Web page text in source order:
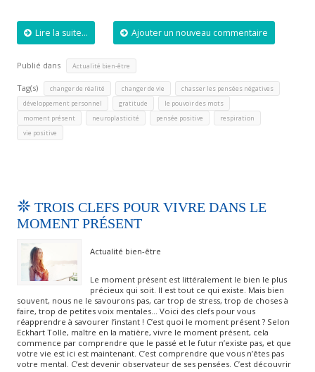
Lire la suite... Ajouter un nouveau commentaire
Publié dans Actualité bien-être
Tag(s) changer de réalité changer de vie chasser les pensées négatives
développement personnel gratitude le pouvoir des mots
moment présent neuroplasticité pensée positive respiration
vie positive
TROIS CLEFS POUR VIVRE DANS LE
MOMENT PRÉSENT
Actualité bien-être
Le moment présent est littéralement le bien le plus
précieux qui soit. Il est tout ce qui existe. Mais bien
souvent, nous ne le savourons pas, car trop de stress, trop de choses à
faire, trop de petites voix mentales… Voici des clefs pour vous
réapprendre à savourer l’instant ! C’est quoi le moment présent ? Selon
Eckhart Tolle, maître en la matière, vivre le moment présent, cela
commence par comprendre que le passé et le futur n’existe pas, et que
votre vie est ici est maintenant. C’est comprendre que vous n’êtes pas
votre mental. C’est devenir observateur de ses pensées. C’est découvrir